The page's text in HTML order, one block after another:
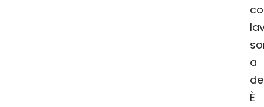
È